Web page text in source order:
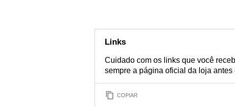
Links
Cuidado com os links que você
sempre a página oficial da loja antes
COPIAR